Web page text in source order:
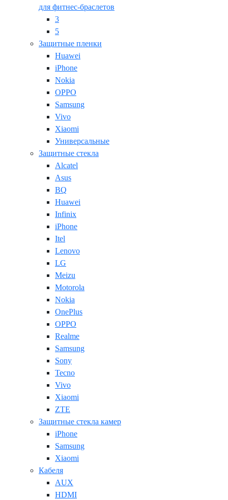
для фитнес-браслетов
3
5
Защитные пленки
Huawei
iPhone
Nokia
OPPO
Samsung
Vivo
Xiaomi
Универсальные
Защитные стекла
Alcatel
Asus
BQ
Huawei
Infinix
iPhone
Itel
Lenovo
LG
Meizu
Motorola
Nokia
OnePlus
OPPO
Realme
Samsung
Sony
Tecno
Vivo
Xiaomi
ZTE
Защитные стекла камер
iPhone
Samsung
Xiaomi
Кабеля
AUX
HDMI